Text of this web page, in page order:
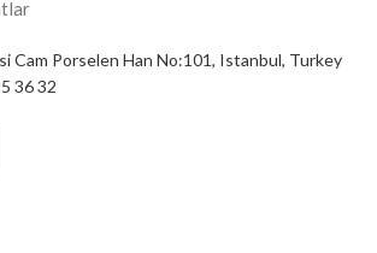
Cam Porselen Han No:101, Istanbul, Turkey
36 32